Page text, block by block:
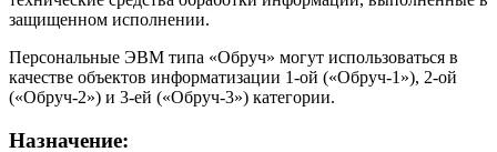
защищенном исполнении.
Персональные ЭВМ типа «Обруч» могут использоваться в
качестве объектов информатизации 1-ой («Обруч-1»), 2-ой
(«Обруч-2») и 3-ей («Обруч-3») категории.
Назначение: